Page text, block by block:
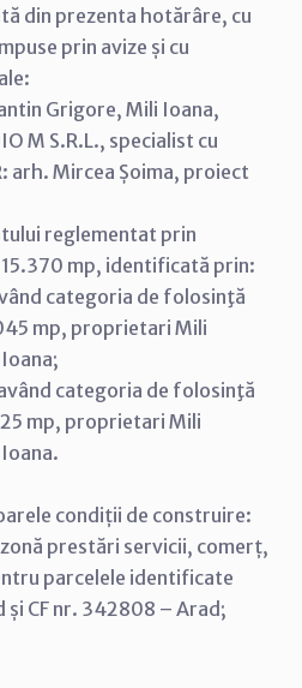
din prezenta hotărâre, cu
prin avize și cu
Grigore, Mili Ioana,
M S.R.L., specialist cu
arh. Mircea Șoima, proiect
reglementat prin
mp, identificată prin:
categoria de folosinţă
mp, proprietari Mili
categoria de folosinţă
mp, proprietari Mili
condiții de construire:
prestări servicii, comerț,
parcelele identificate
și CF nr. 342808 – Arad;